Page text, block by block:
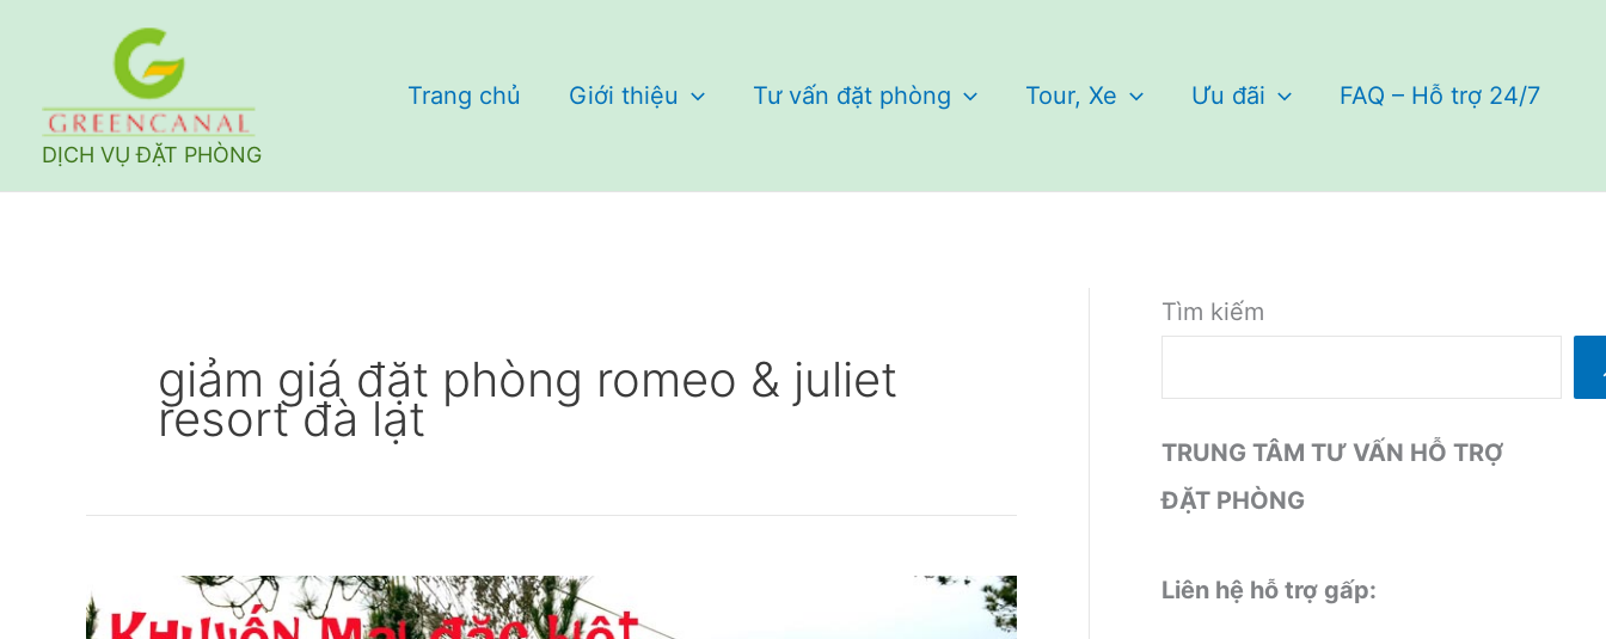
dung
DỊCH VỤ ĐẶT PHÒNG
Trang chủ Giới thiệu Tư vấn đặt phòng Tour, Xe Ưu đãi FAQ – Hỗ trợ 24/7
giảm giá đặt phòng romeo & juliet
resort đà lạt
Tìm kiếm
TRUNG TÂM TƯ VẤN HỖ TRỢ
ĐẶT PHÒNG
Liên hệ hỗ trợ gấp: